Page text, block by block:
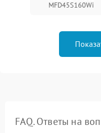
MFD45S160Wi
FAQ. Ответы на